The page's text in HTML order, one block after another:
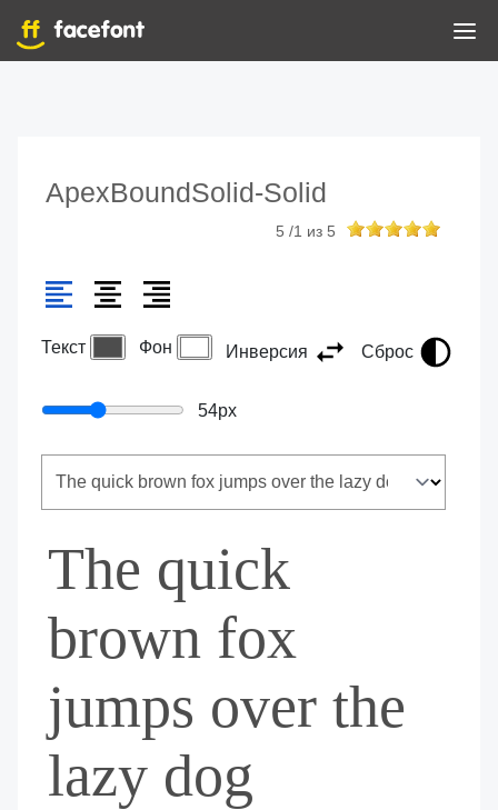
ApexBoundSolid-Solid
5 /1 из 5
Текст Фон Инверсия Сброс
54px
The quick
brown fox
jumps over the
lazy dog